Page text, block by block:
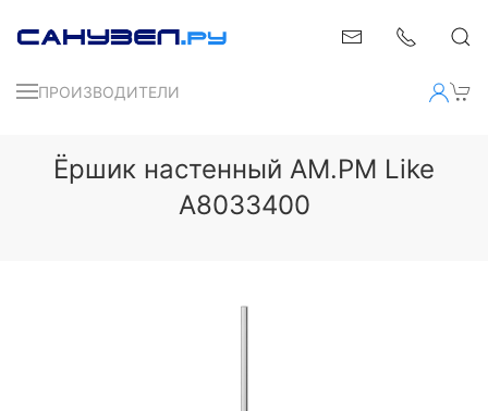
ПРОИЗВОДИТЕЛИ
Ёршик настенный AM.PM Like
A8033400